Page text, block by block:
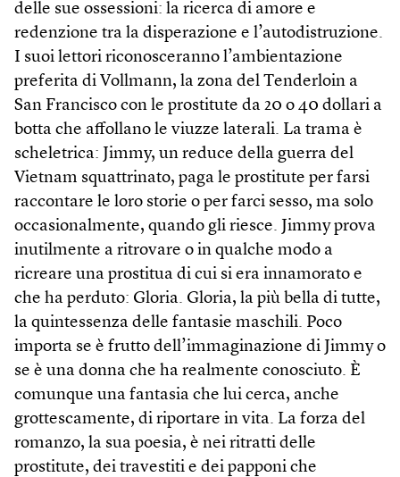
delle sue ossessioni: la ricerca di amore e
redenzione tra la disperazione e l’autodistruzione.
I suoi lettori riconosceranno l’ambientazione
preferita di Vollmann, la zona del Tenderloin a
San Francisco con le prostitute da 20 o 40 dollari a
botta che affollano le viuzze laterali. La trama è
scheletrica: Jimmy, un reduce della guerra del
Vietnam squattrinato, paga le prostitute per farsi
raccontare le loro storie o per farci sesso, ma solo
occasionalmente, quando gli riesce. Jimmy prova
inutilmente a ritrovare o in qualche modo a
ricreare una prostitua di cui si era innamorato e
che ha perduto: Gloria. Gloria, la più bella di tutte,
la quintessenza delle fantasie maschili. Poco
importa se è frutto dell’immaginazione di Jimmy o
se è una donna che ha realmente conosciuto. È
comunque una fantasia che lui cerca, anche
grottescamente, di riportare in vita. La forza del
romanzo, la sua poesia, è nei ritratti delle
prostitute, dei travestiti e dei papponi che